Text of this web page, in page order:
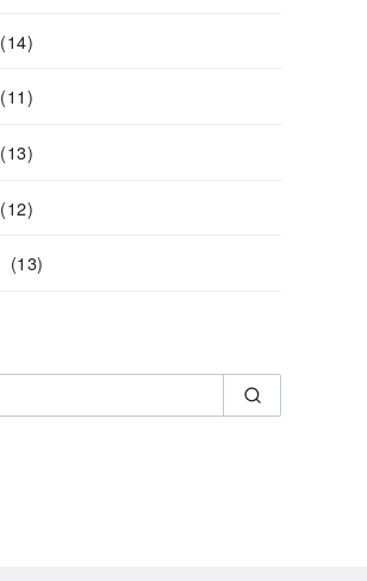
(14)
(11)
(13)
(12)
(13)